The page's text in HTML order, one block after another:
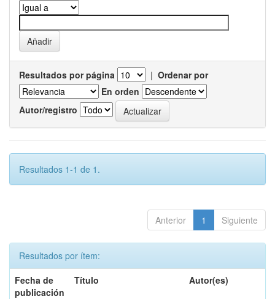
Resultados por página | Ordenar por
En orden
Autor/registro
Resultados 1-1 de 1.
Anterior 1 Siguiente
Resultados por ítem:
Fecha de
publicación
Título Autor(es)